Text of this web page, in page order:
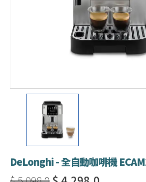
DeLonghi - 全自動咖啡機